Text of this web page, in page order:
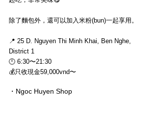
除了麵包外，還可以加入米粉(bun)一起享用。
📍 25 D. Nguyen Thi Minh Khai, Ben Nghe,
District 1
🕛 6:30〜21:30
💰只收現金59,000vnd〜
・Ngoc Huyen Shop